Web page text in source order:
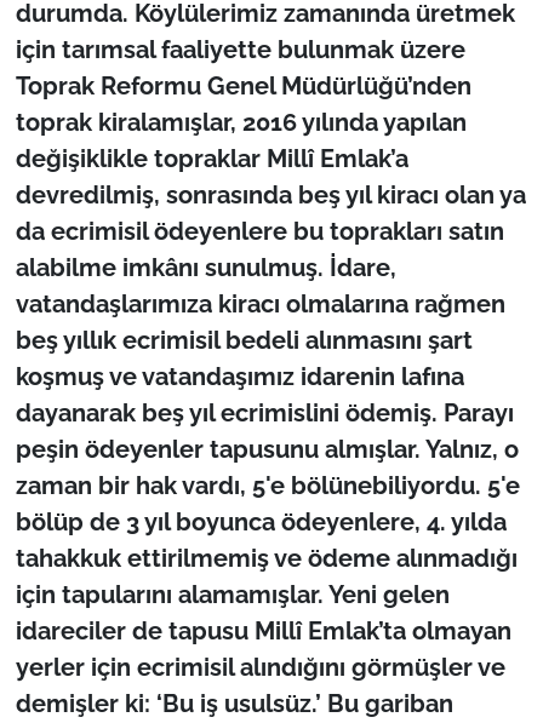
durumda. Köylülerimiz zamanında üretmek
için tarımsal faaliyette bulunmak üzere
Toprak Reformu Genel Müdürlüğü’nden
toprak kiralamışlar, 2016 yılında yapılan
değişiklikle topraklar Millî Emlak’a
devredilmiş, sonrasında beş yıl kiracı olan ya
da ecrimisil ödeyenlere bu toprakları satın
alabilme imkânı sunulmuş. İdare,
vatandaşlarımıza kiracı olmalarına rağmen
beş yıllık ecrimisil bedeli alınmasını şart
koşmuş ve vatandaşımız idarenin lafına
dayanarak beş yıl ecrimislini ödemiş. Parayı
peşin ödeyenler tapusunu almışlar. Yalnız, o
zaman bir hak vardı, 5'e bölünebiliyordu. 5'e
bölüp de 3 yıl boyunca ödeyenlere, 4. yılda
tahakkuk ettirilmemiş ve ödeme alınmadığı
için tapularını alamamışlar. Yeni gelen
idareciler de tapusu Millî Emlak’ta olmayan
yerler için ecrimisil alındığını görmüşler ve
demişler ki: ‘Bu iş usulsüz.’ Bu gariban